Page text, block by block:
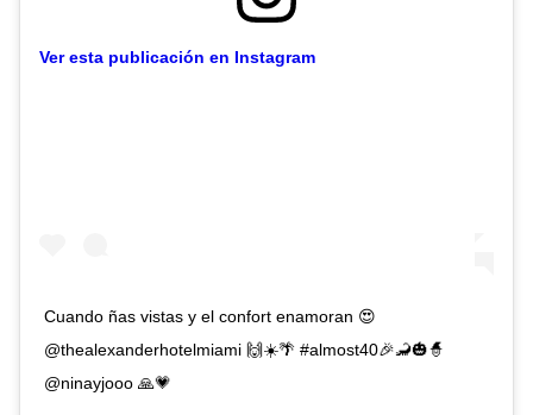
Ver esta publicación en Instagram
Cuando ñas vistas y el confort enamoran 😍
@thealexanderhotelmiami 🙌☀️🌴 #almost40🎉🦂🎃🧙
@ninayjooo 🙏💗